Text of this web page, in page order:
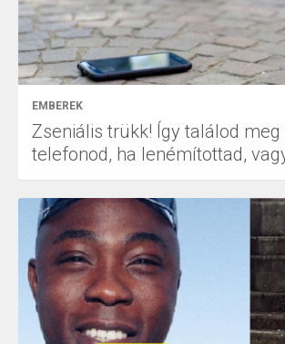
EMBEREK
Zseniális trükk! Így találod meg
telefonod, ha lenémítottad,